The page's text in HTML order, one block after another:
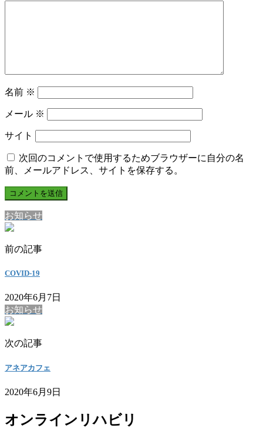
名前 ※
メール ※
サイト
次回のコメントで使用するためブラウザーに自分の名
前、メールアドレス、サイトを保存する。
お知らせ
前の記事
COVID-19
2020年6月7日
お知らせ
次の記事
アネアカフェ
2020年6月9日
オンラインリハビリ